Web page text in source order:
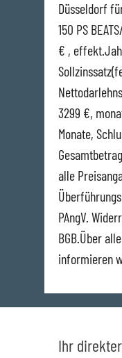
Düsseldorf
150 PS
€ ,
3299 €,
Monate,
alle
PAngV.
BGB.Über
informieren
Ihr